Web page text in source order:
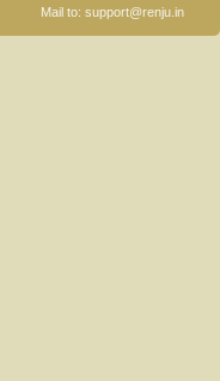
Mail to: support@renju.in